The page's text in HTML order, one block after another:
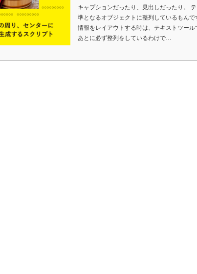
キャプションだったり、見出しだったり。
準となるオブジェクトに整列しているもん
情報をレイアウトする時は、テキストツー
あとに必ず整列をしているわけで…